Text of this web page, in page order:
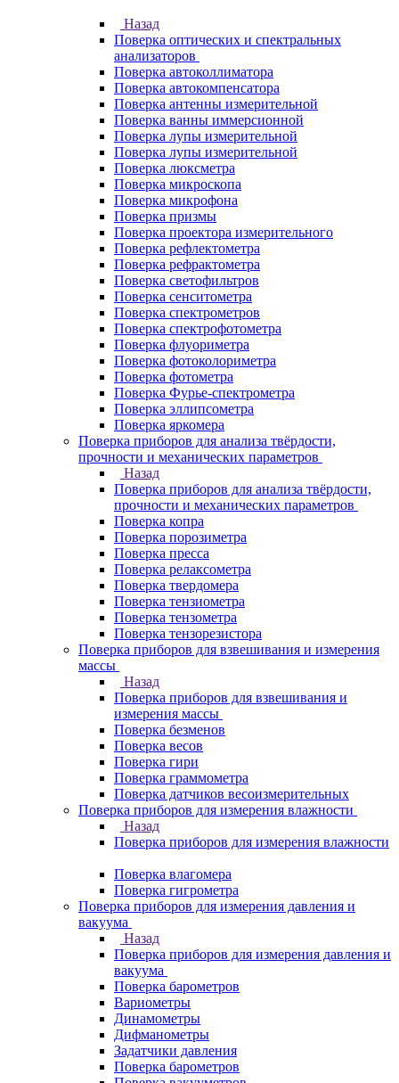
Назад
Поверка оптических и спектральных
анализаторов
Поверка автоколлиматора
Поверка автокомпенсатора
Поверка антенны измерительной
Поверка ванны иммерсионной
Поверка лупы измерительной
Поверка лупы измерительной
Поверка люксметра
Поверка микроскопа
Поверка микрофона
Поверка призмы
Поверка проектора измерительного
Поверка рефлектометра
Поверка рефрактометра
Поверка светофильтров
Поверка сенситометра
Поверка спектрометров
Поверка спектрофотометра
Поверка флуориметра
Поверка фотоколориметра
Поверка фотометра
Поверка Фурье-спектрометра
Поверка эллипсометра
Поверка яркомера
Поверка приборов для анализа твёрдости,
прочности и механических параметров
Назад
Поверка приборов для анализа твёрдости,
прочности и механических параметров
Поверка копра
Поверка порозиметра
Поверка пресса
Поверка релаксометра
Поверка твердомера
Поверка тензиометра
Поверка тензометра
Поверка тензорезистора
Поверка приборов для взвешивания и измерения
массы
Назад
Поверка приборов для взвешивания и
измерения массы
Поверка безменов
Поверка весов
Поверка гири
Поверка граммометра
Поверка датчиков весоизмерительных
Поверка приборов для измерения влажности
Назад
Поверка приборов для измерения влажности
Поверка влагомера
Поверка гигрометра
Поверка приборов для измерения давления и
вакуума
Назад
Поверка приборов для измерения давления и
вакуума
Поверка барометров
Вариометры
Динамометры
Дифманометры
Задатчики давления
Поверка барометров